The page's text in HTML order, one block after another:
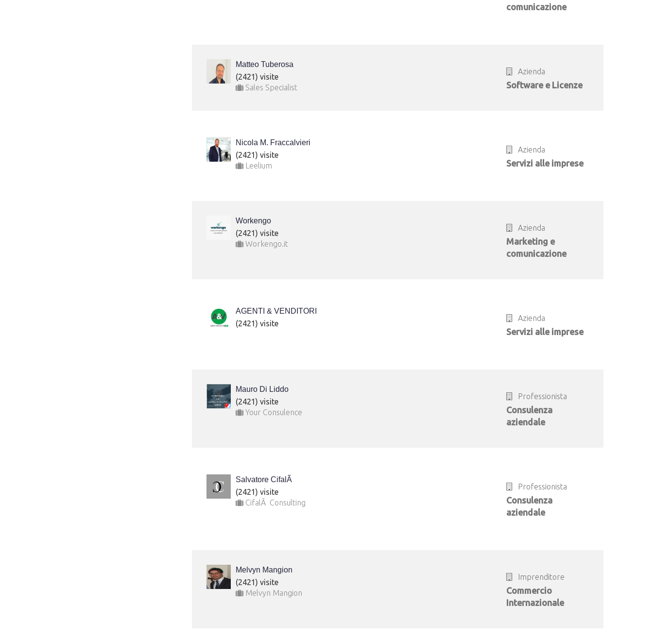
comunicazione
Matteo Tuberosa
(2421) visite
Sales Specialist
Azienda
Software e Licenze
Nicola M. Fraccalvieri
(2421) visite
Leelium
Azienda
Servizi alle imprese
Workengo
(2421) visite
Workengo.it
Azienda
Marketing e
comunicazione
AGENTI & VENDITORI
(2421) visite
Azienda
Servizi alle imprese
Mauro Di Liddo
(2421) visite
Your Consulence
Professionista
Consulenza
aziendale
Salvatore CifalÃ
(2421) visite
CifalÃ Consulting
Professionista
Consulenza
aziendale
Melvyn Mangion
(2421) visite
Melvyn Mangion
Imprenditore
Commercio
Internazionale